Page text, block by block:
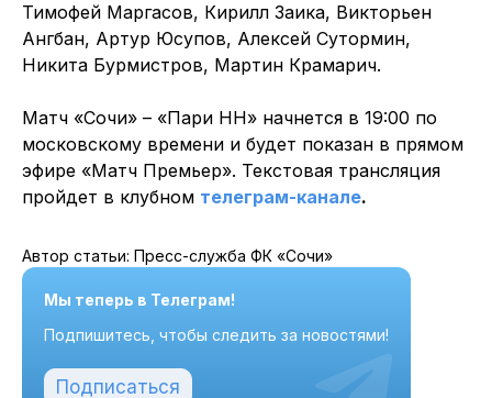
Тимофей Маргасов, Кирилл Заика, Викторьен
Ангбан, Артур Юсупов, Алексей Сутормин,
Никита Бурмистров, Мартин Крамарич.
Матч «Сочи» – «Пари НН» начнется в 19:00 по
московскому времени и будет показан в прямом
эфире «Матч Премьер». Текстовая трансляция
пройдет в клубном телеграм-канале.
Автор статьи: Пресс-служба ФК «Сочи»
Мы теперь в Телеграм!
Подпишитесь, чтобы следить за новостями!
Подписаться